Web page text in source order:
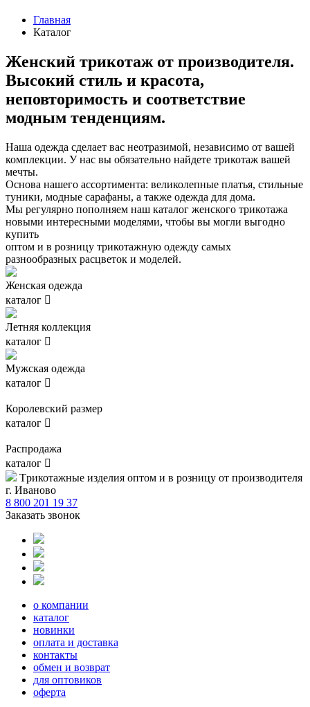
Главная
Каталог
Женский трикотаж от производителя.
Высокий стиль и красота,
неповторимость и соответствие
модным тенденциям.
Наша одежда сделает вас неотразимой, независимо от вашей
комплекции. У нас вы обязательно найдете трикотаж вашей
мечты.
Основа нашего ассортимента: великолепные платья, стильные
туники, модные сарафаны, а также одежда для дома.
Мы регулярно пополняем наш каталог женского трикотажа
новыми интересными моделями, чтобы вы могли выгодно
купить
оптом и в розницу трикотажную одежду самых
разнообразных расцветок и моделей.
Женская одежда
каталог 
Летняя коллекция
каталог 
Мужская одежда
каталог 
Королевский размер
каталог 
Распродажа
каталог 
Tрикотажные изделия оптом и в розницу от производителя
г. Иваново
8 800 201 19 37
Заказать звонок
о компании
каталог
новинки
оплата и доставка
контакты
обмен и возврат
для оптовиков
оферта